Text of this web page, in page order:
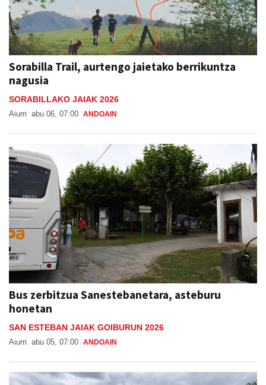
Sorabilla Trail, aurtengo jaietako berrikuntza
nagusia
SORABILLAKO JAIAK 2026
Aiurri abu 06, 07:00 ANDOAIN
Bus zerbitzua Sanestebanetara, asteburu
honetan
SAN ESTEBAN JAIAK GOIBURUN 2026
Aiurri abu 05, 07:00 ANDOAIN